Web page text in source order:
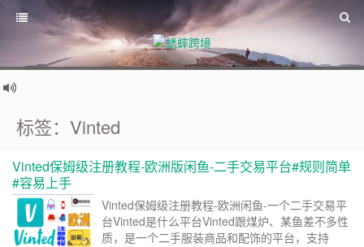
标签：Vinted
Vinted保姆级注册教程-欧洲版闲鱼-二手交易平台#规则简单
#容易上手
Vinted保姆级注册教程-欧洲闲鱼-一个二手交易平
台Vinted是什么平台Vinted跟煤炉、某鱼差不多性
质，是一个二手服装商品和配饰的平台，支持